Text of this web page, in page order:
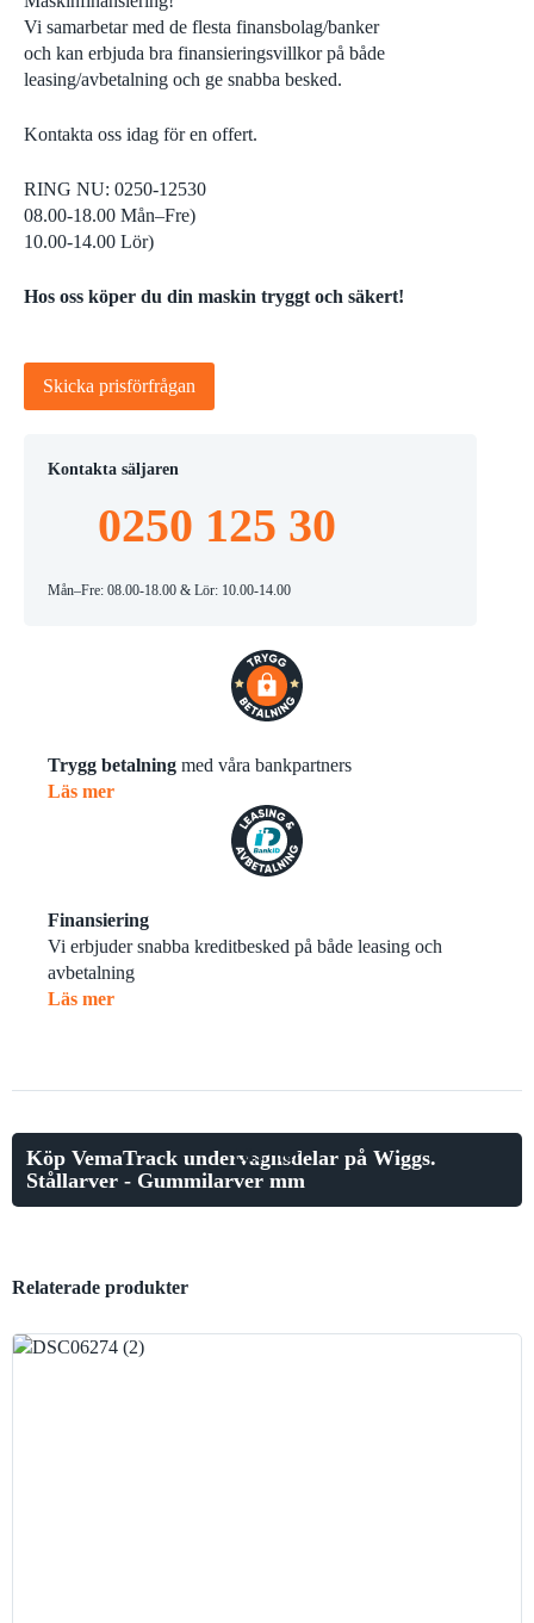
Vi samarbetar med de flesta finansbolag/banker
och kan erbjuda bra finansieringsvillkor på både
leasing/avbetalning och ge snabba besked.
Kontakta oss idag för en offert.
RING NU: 0250-12530
08.00-18.00 Mån–Fre)
10.00-14.00 Lör)
Hos oss köper du din maskin tryggt och säkert!
Skicka prisförfrågan
Kontakta säljaren
0250 125 30
Mån–Fre: 08.00-18.00 & Lör: 10.00-14.00
Trygg betalning med våra bankpartners
Läs mer
Finansiering
Vi erbjuder snabba kreditbesked på både leasing och
avbetalning
Läs mer
Läs mer
Köp VemaTrack undervagnsdelar på Wiggs.
Stållarver - Gummilarver mm
Relaterade produkter